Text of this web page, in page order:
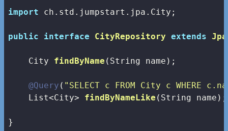
import ch.std.jumpstart.jpa.City;
public interface CityRepository extends
City findByName (String name) ;
@Query ( "SELECT c FROM City c WHERE
List<City> findByNameLike (String name) ;
}